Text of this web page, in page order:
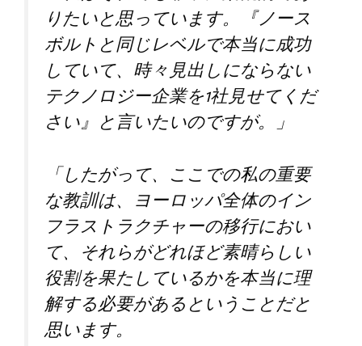
りたいと思っています。『ノース
ボルトと同じレベルで本当に成功
していて、時々見出しにならない
テクノロジー企業を1社見せてくだ
さい』と言いたいのですが。」
「したがって、ここでの私の重要
な教訓は、ヨーロッパ全体のイン
フラストラクチャーの移行におい
て、それらがどれほど素晴らしい
役割を果たしているかを本当に理
解する必要があるということだと
思います。